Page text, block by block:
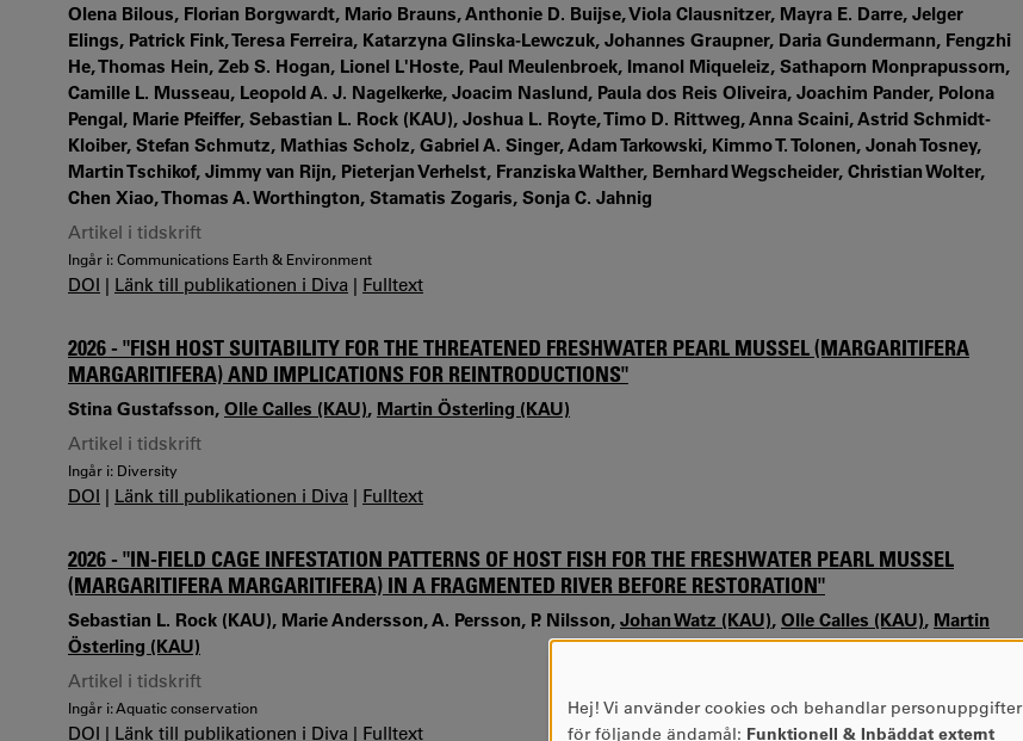
Olena Bilous, Florian Borgwardt, Mario Brauns, Anthonie D. Buijse, Viola Clausnitzer, Mayra E. Darre, Jelger
Elings, Patrick Fink, Teresa Ferreira, Katarzyna Glinska-Lewczuk, Johannes Graupner, Daria Gundermann, Fengzhi
He, Thomas Hein, Zeb S. Hogan, Lionel L'Hoste, Paul Meulenbroek, Imanol Miqueleiz, Sathaporn Monprapussorn,
Camille L. Musseau, Leopold A. J. Nagelkerke, Joacim Naslund, Paula dos Reis Oliveira, Joachim Pander, Polona
Pengal, Marie Pfeiffer, Sebastian L. Rock (KAU), Joshua L. Royte, Timo D. Rittweg, Anna Scaini, Astrid Schmidt-
Kloiber, Stefan Schmutz, Mathias Scholz, Gabriel A. Singer, Adam Tarkowski, Kimmo T. Tolonen, Jonah Tosney,
Martin Tschikof, Jimmy van Rijn, Pieterjan Verhelst, Franziska Walther, Bernhard Wegscheider, Christian Wolter,
Chen Xiao, Thomas A. Worthington, Stamatis Zogaris, Sonja C. Jahnig
Artikel i tidskrift
Ingår i: Communications Earth & Environment
DOI | Länk till publikationen i Diva | Fulltext
2026 - "FISH HOST SUITABILITY FOR THE THREATENED FRESHWATER PEARL MUSSEL (MARGARITIFERA
MARGARITIFERA) AND IMPLICATIONS FOR REINTRODUCTIONS"
Stina Gustafsson, Olle Calles (KAU), Martin Österling (KAU)
Artikel i tidskrift
Ingår i: Diversity
DOI | Länk till publikationen i Diva | Fulltext
2026 - "IN-FIELD CAGE INFESTATION PATTERNS OF HOST FISH FOR THE FRESHWATER PEARL MUSSEL
(MARGARITIFERA MARGARITIFERA) IN A FRAGMENTED RIVER BEFORE RESTORATION"
Sebastian L. Rock (KAU), Marie Andersson, A. Persson, P. Nilsson, Johan Watz (KAU), Olle Calles (KAU), Martin
Österling (KAU)
Artikel i tidskrift
Ingår i: Aquatic conservation
DOI | Länk till publikationen i Diva | Fulltext
ANVÄNDNING
Hej! Vi använder cookies och behandlar personuppgifter
för följande ändamål: Funktionell & Inbäddat externt